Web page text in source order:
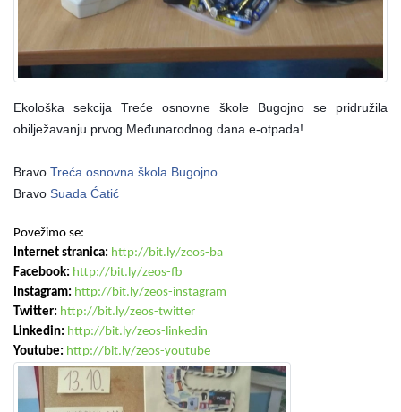
Ekološka sekcija Treće osnovne škole Bugojno se pridružila
obilježavanju prvog Međunarodnog dana e-otpada!
Bravo Treća osnovna škola Bugojno
Bravo Suada Ćatić
Povežimo se:
Internet stranica: http://bit.ly/zeos-ba
Facebook: http://bit.ly/zeos-fb
Instagram: http://bit.ly/zeos-instagram
Twitter: http://bit.ly/zeos-twitter
Linkedin: http://bit.ly/zeos-linkedin
Youtube: http://bit.ly/zeos-youtube